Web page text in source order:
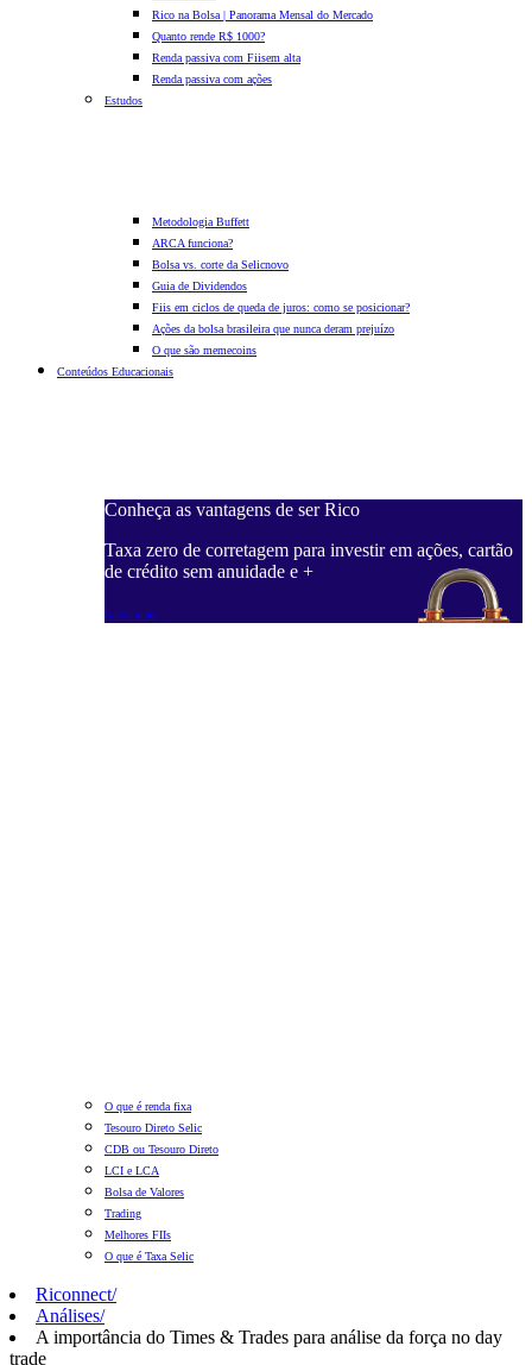
Rico na Bolsa | Panorama Mensal do Mercado
Quanto rende R$ 1000?
Renda passiva com Fiisem alta
Renda passiva com ações
Estudos
Metodologia Buffett
ARCA funciona?
Bolsa vs. corte da Selicnovo
Guia de Dividendos
Fiis em ciclos de queda de juros: como se posicionar?
Ações da bolsa brasileira que nunca deram prejuízo
O que são memecoins
Conteúdos Educacionais
Conheça as vantagens de ser Rico
Taxa zero de corretagem para investir em ações, cartão
de crédito sem anuidade e +
Saiba mais
O que é renda fixa
Tesouro Direto Selic
CDB ou Tesouro Direto
LCI e LCA
Bolsa de Valores
Trading
Melhores FIIs
O que é Taxa Selic
Riconnect/
Análises/
A importância do Times & Trades para análise da força no day
trade